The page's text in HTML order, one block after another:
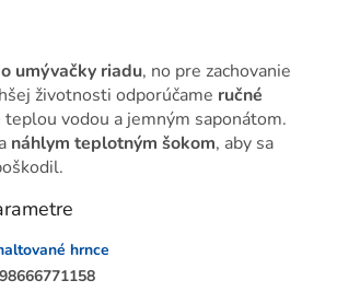
umývačky riadu, no pre zachovanie
životnosti odporúčame ručné
teplou vodou a jemným saponátom.
náhlym teplotným šokom, aby sa
hrnce